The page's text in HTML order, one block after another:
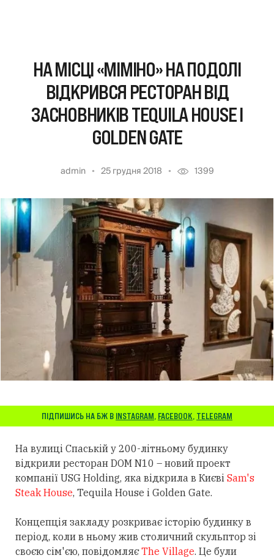
НА МІСЦІ «МІМІНО» НА ПОДОЛІ
ВІДКРИВСЯ РЕСТОРАН ВІД
ЗАСНОВНИКІВ TEQUILA HOUSE І
GOLDEN GATE
admin 25 грудня 2018 1399
ПІДПИШИСЬ НА БЖ В INSTAGRAM, FACEBOOK, TELEGRAM
На вулиці Спаській у 200-літньому будинку
відкрили ресторан DOM N10 – новий проект
компанії USG Holding, яка відкрила в Києві Sam's
Steak House, Tequila House і Golden Gate.
Концепція закладу розкриває історію будинку в
період, коли в ньому жив столичний скульптор зі
своєю сім'єю, повідомляєThe Village. Це були